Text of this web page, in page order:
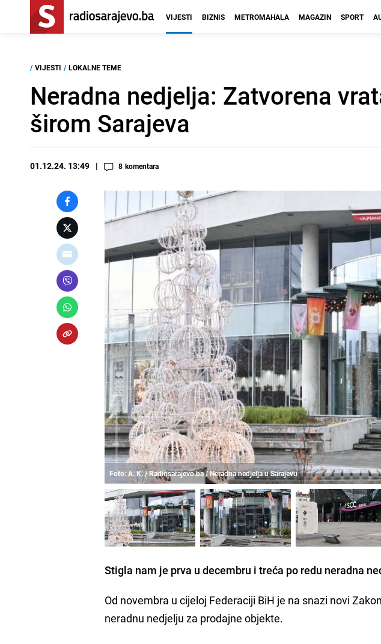
VIJESTI BIZNIS METROMAHALA MAGAZIN SPORT
/ VIJESTI / LOKALNE TEME
Neradna nedjelja: Zatvorena
širom Sarajeva
01.12.24. 13:49 8 komentara
Foto: A. K. / Radiosarajevo.ba / Neradna nedjelja u Sarajevu
Stigla nam je prva u decembru i treća po redu neradna
Od novembra u cijeloj Federaciji BiH je na snazi novi
neradnu nedjelju za prodajne objekte.